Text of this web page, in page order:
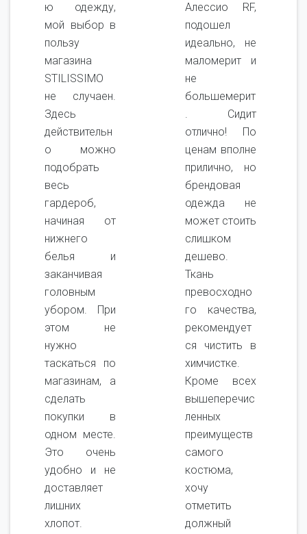
ю одежду,
мой выбор в
пользу
магазина
STILISSIMO
не случаен.
Здесь
действительн
о можно
подобрать
весь
гардероб,
начиная от
нижнего
белья и
заканчивая
головным
убором. При
этом не
нужно
таскаться по
магазинам, а
сделать
покупки в
одном месте.
Это очень
удобно и не
доставляет
лишних
хлопот.
Алессио RF,
подошел
идеально, не
маломерит и
не
большемерит
. Сидит
отлично! По
ценам вполне
прилично, но
брендовая
одежда не
может стоить
слишком
дешево.
Ткань
превосходно
го качества,
рекомендует
ся чистить в
химчистке.
Кроме всех
вышеперечис
ленных
преимуществ
самого
костюма,
хочу
отметить
должный